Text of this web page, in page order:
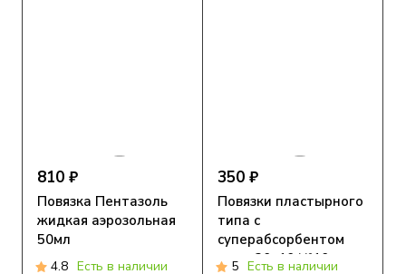
810 ₽
Повязка Пентазоль
жидкая аэрозольная
50мл
4.8 Есть в наличии
350 ₽
Повязки пластырного
типа с
суперабсорбентом
стер. 20х10 №10
5 Есть в наличии